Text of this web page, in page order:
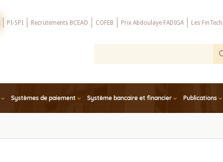
PI-SPI Recrutements BCEAO COFEB Prix Abdoulaye FADIGA Les
Systèmes de paiement Système bancaire et financier Publications